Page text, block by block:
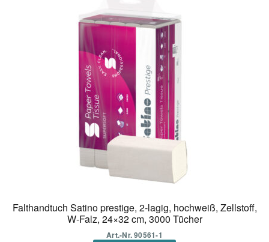
Falthandtuch Satino prestige, 2-lagig, hochweiß, Zellstoff,
W-Falz, 24×32 cm, 3000 Tücher
Art.-Nr. 90561-1